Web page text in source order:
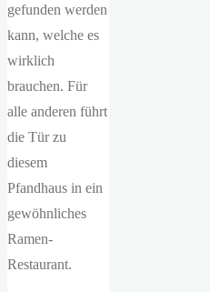
gefunden werden
kann, welche es
wirklich
brauchen. Für
alle anderen führt
die Tür zu
diesem
Pfandhaus in ein
gewöhnliches
Ramen-
Restaurant.